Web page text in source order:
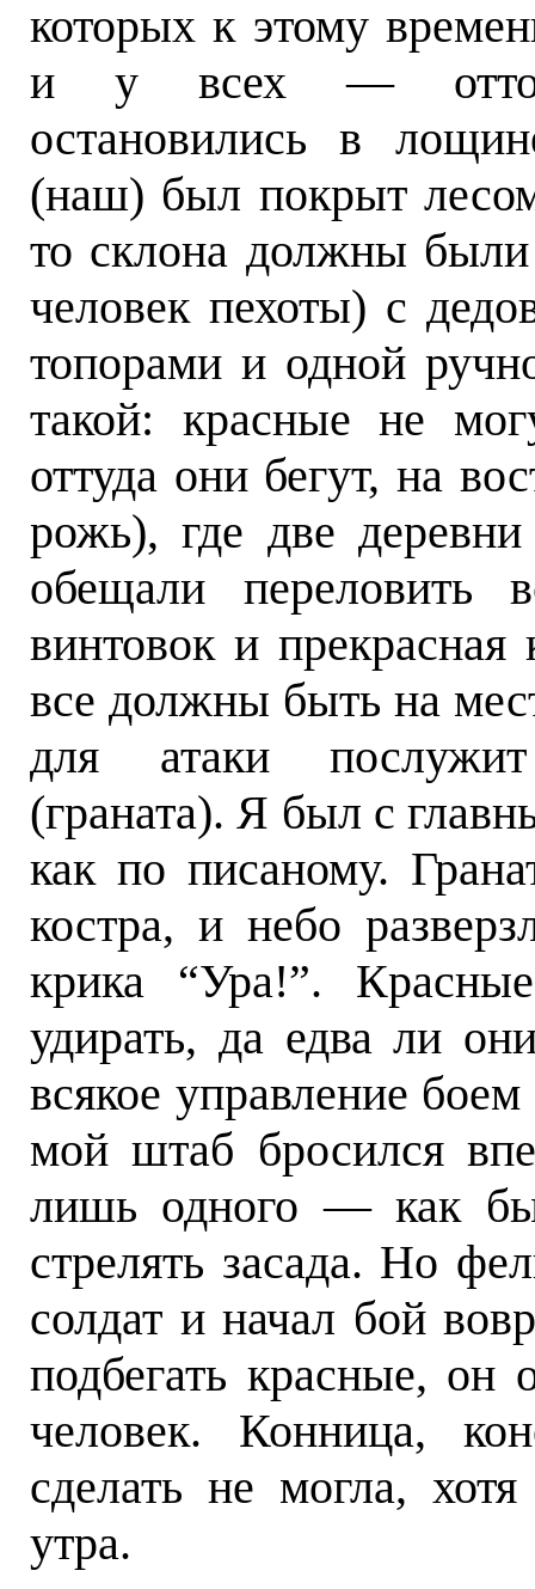
которых к этому
и у всех —
остановились в
(наш) был покрыт
то склона должны были
человек пехоты) с
топорами и одной
такой: красные не
оттуда они бегут, на
рожь), где две
обещали
винтовок и
все должны быть на
для атаки
(граната). Я был с
как по писаному.
костра, и небо
крика “Ура!”.
удирать, да едва ли
всякое управление
мой штаб бросился
лишь одного — как
стрелять засада. Но
солдат и начал бой
подбегать красные, он
человек. Конница,
сделать не могла,
утра.